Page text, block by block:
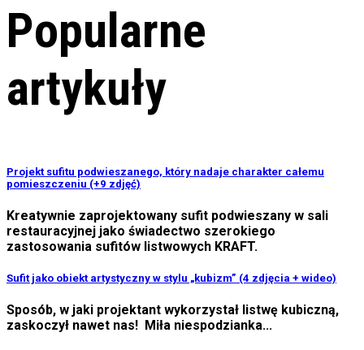
Popularne
artykuły
Projekt sufitu podwieszanego, który nadaje charakter całemu
pomieszczeniu (+9 zdjęć)
Kreatywnie zaprojektowany sufit podwieszany w sali
restauracyjnej jako świadectwo szerokiego
zastosowania sufitów listwowych KRAFT.
Sufit jako obiekt artystyczny w stylu „kubizm” (4 zdjęcia + wideo)
Sposób, w jaki projektant wykorzystał listwę kubiczną,
zaskoczył nawet nas! Miła niespodzianka...